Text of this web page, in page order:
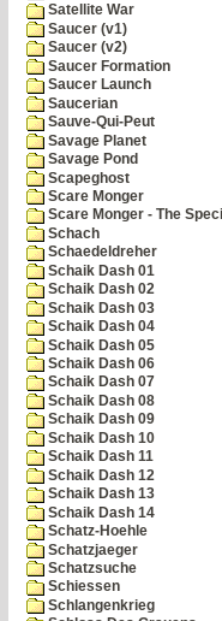
Satellite War
Saucer (v1)
Saucer (v2)
Saucer Formation
Saucer Launch
Saucerian
Sauve-Qui-Peut
Savage Planet
Savage Pond
Scapeghost
Scare Monger
Scare Monger - The
Schach
Schaedeldreher
Schaik Dash 01
Schaik Dash 02
Schaik Dash 03
Schaik Dash 04
Schaik Dash 05
Schaik Dash 06
Schaik Dash 07
Schaik Dash 08
Schaik Dash 09
Schaik Dash 10
Schaik Dash 11
Schaik Dash 12
Schaik Dash 13
Schaik Dash 14
Schatz-Hoehle
Schatzjaeger
Schatzsuche
Schiessen
Schlangenkrieg